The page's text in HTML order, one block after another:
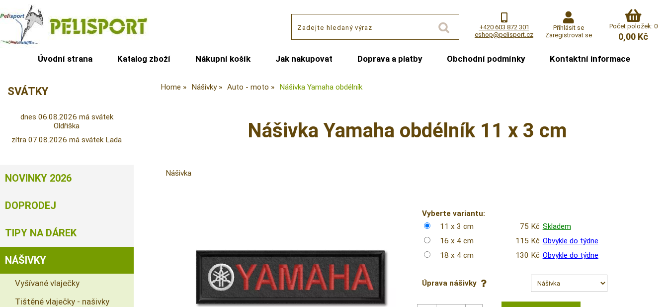
+420 603 872 301
eshop@pelisport.cz
Přihlásit se
Zaregistrovat se
Počet položek: 0
0,00 Kč
Úvodní strana Katalog zboží Nákupní košík Jak nakupovat Doprava a platby Obchodní podmínky Kontaktní informace
Home Nášivky Auto - moto Nášivka Yamaha obdélník
Nášivka Yamaha obdélník 11 x 3 cm
Nášivka
Vyberte variantu:
11 x 3 cm
75 Kč Skladem
16 x 4 cm
115 Kč Obvykle do týdne
18 x 4 cm
130 Kč Obvykle do týdne
Úprava nášivky
SVÁTKY
dnes 06.08.2026 má svátek
Oldřiška
zítra 07.08.2026 má svátek Lada
NOVINKY 2026
DOPRODEJ
TIPY NA DÁREK
NÁŠIVKY
Vyšívané vlaječky
Tištěné vlaječky - našivky